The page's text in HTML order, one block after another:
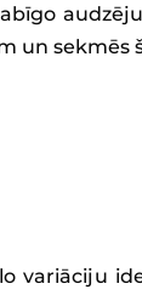
un sekmēs
variāciju